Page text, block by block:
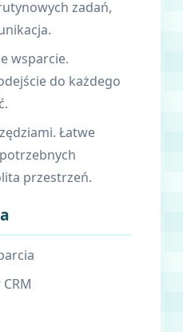
zadań,
wsparcie.
do każdego
Łatwe
przestrzeń.